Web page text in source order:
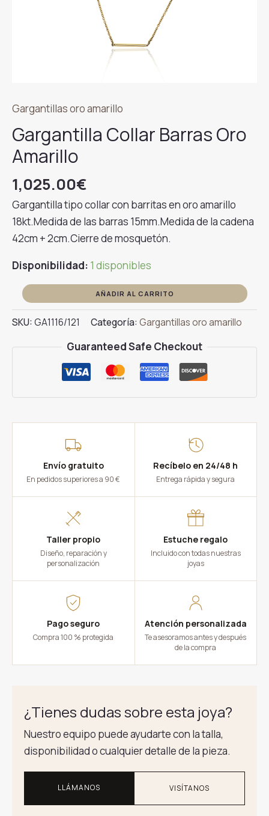
Gargantillas oro amarillo
Gargantilla Collar Barras Oro
Amarillo
1,025.00€
Gargantilla tipo collar con barritas en oro amarillo
18kt.Medida de las barras 15mm.Medida de la cadena
42cm + 2cm.Cierre de mosquetón.
Disponibilidad: 1 disponibles
Gargantilla
Collar
Barras
AÑADIR AL CARRITO
SKU:GA1116/121 Categoría:Gargantillas oro amarillo
Guaranteed Safe Checkout
Envío gratuito
En pedidos superiores a 90 €
Recíbelo en 24/48 h
Entrega rápida y segura
Taller propio
Diseño, reparación y
personalización
Estuche regalo
Incluido con todas nuestras
joyas
Pago seguro
Compra 100 % protegida
Atención personalizada
Te asesoramos antes y después
de la compra
¿Tienes dudas sobre esta joya?
Nuestro equipo puede ayudarte con la talla,
disponibilidad o cualquier detalle de la pieza.
LLÁMANOS VISÍTANOS